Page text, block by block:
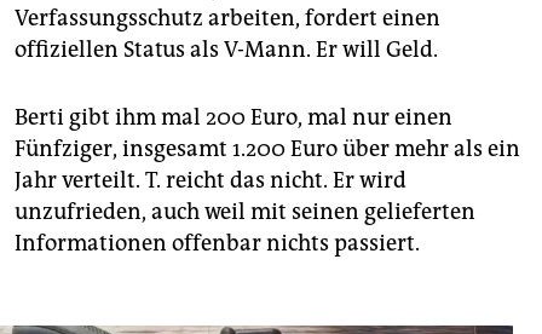
Verfassungsschutz arbeiten, fordert einen
offiziellen Status als V-Mann. Er will Geld.
Berti gibt ihm mal 200 Euro, mal nur einen
Fünfziger, insgesamt 1.200 Euro über mehr als ein
Jahr verteilt. T. reicht das nicht. Er wird
unzufrieden, auch weil mit seinen gelieferten
Informationen offenbar nichts passiert.